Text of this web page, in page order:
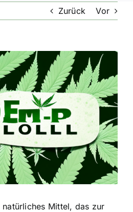
Zurück Vor
Mittel, das zur